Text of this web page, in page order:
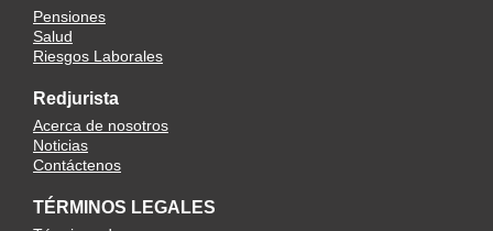
Pensiones
Salud
Riesgos Laborales
Redjurista
Acerca de nosotros
Noticias
Contáctenos
TÉRMINOS LEGALES